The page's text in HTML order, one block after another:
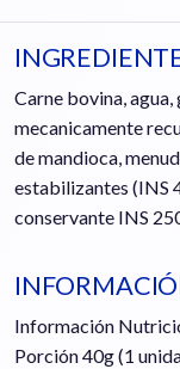
Carne bovina, agua,
mecanicamente
de mandioca,
estabilizantes (INS
conservante INS
Información
Porción 40g (1